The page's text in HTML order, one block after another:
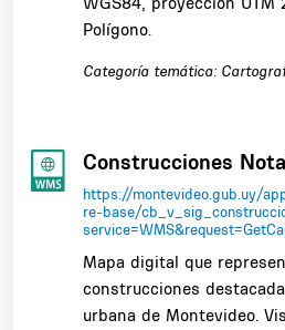
Polígono.
Categoría temática:
Construcciones
https://montevideo.gub.uy/
re-base/
Mapa digital que
construcciones
urbana de Montevideo.